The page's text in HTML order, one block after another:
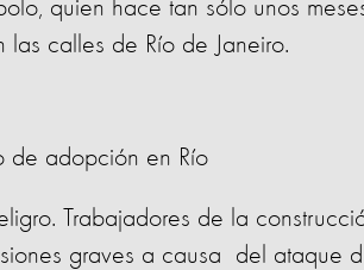
quien hace tan sólo unos
las calles de Río de Janeiro.
de adopción en Río
Trabajadores de la
graves a causa del ataque